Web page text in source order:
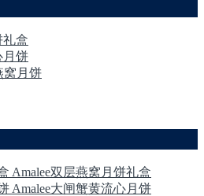
礼盒
月饼
窝月饼
Amalee双层燕窝月饼礼盒
Amalee大闸蟹黄流心月饼